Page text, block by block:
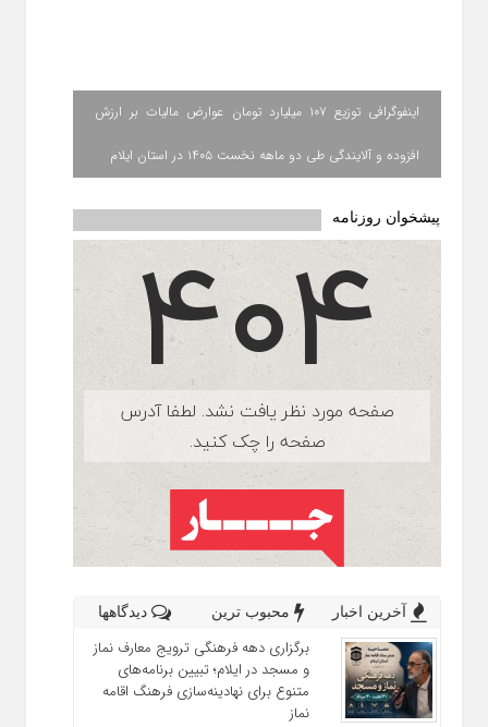
اینفوگرافی توزیع ۱۰۷ میلیارد تومان عوارض مالیات بر ارزش
افزوده و آلایندگی طی دو ماهه نخست ۱۴۰۵ در استان ایلام
پیشخوان روزنامه
آخرین اخبار محبوب ترین دیدگاهها
برگزاری دهه فرهنگی ترویج معارف نماز
و مسجد در ایلام؛ تبیین برنامه‌های
متنوع برای نهادینه‌سازی فرهنگ اقامه
نماز